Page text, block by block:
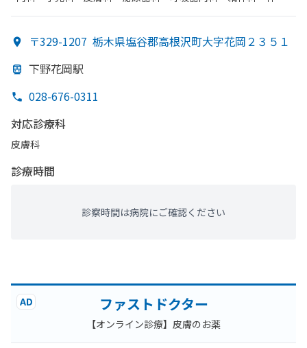
腸科・​歯科
〒329-1207 栃木県塩谷郡高根沢町大字花岡２３５１
下野花岡駅
028-676-0311
対応診療科
皮膚科
診療時間
診察時間は病院にご確認ください
AD ファストドクター
【オンライン診療】皮膚のお薬